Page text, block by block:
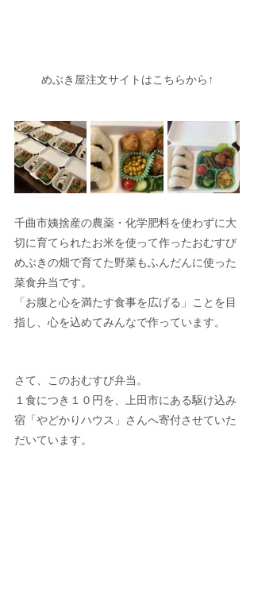
めぶき屋注文サイトはこちらから↑
千曲市姨捨産の農薬・化学肥料を使わずに大
切に育てられたお米を使って作ったおむすび
めぶきの畑で育てた野菜もふんだんに使った
菜食弁当です。
「お腹と心を満たす食事を広げる」ことを目
指し、心を込めてみんなで作っています。
さて、このおむすび弁当。
１食につき１０円を、上田市にある駆け込み
宿「やどかりハウス」さんへ寄付させていた
だいています。